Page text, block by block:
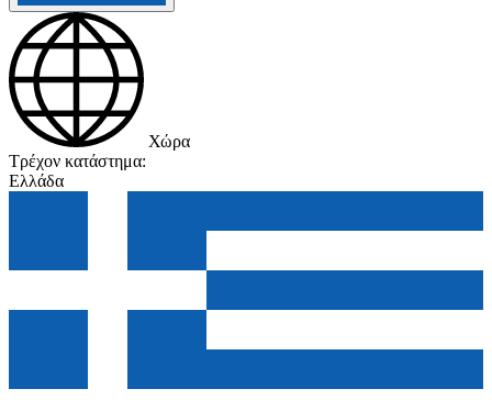
Χώρα
Τρέχον κατάστημα:
Ελλάδα